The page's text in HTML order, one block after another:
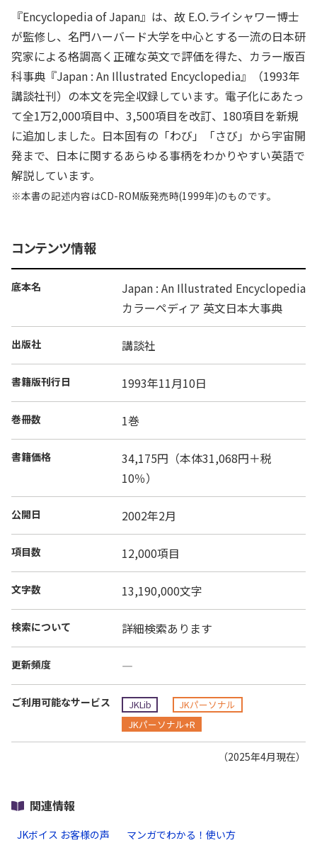
『Encyclopedia of Japan』は、故 E.O.ライシャワー博士
が監修し、名門ハーバード大学を中心とする一流の日本研
究家による格調高く正確な英文で評価を得た、カラー版百
科事典『Japan : An Illustrated Encyclopedia』（1993年
講談社刊）の本文を完全収録しています。電子化にあたっ
て全1万2,000項目中、3,500項目を改訂、180項目を新規
に追加しました。日本固有の「わび」「さび」から宇宙開
発まで、日本に関するあらゆる事柄をわかりやすい英語で
解説しています。
※本書の記述内容はCD-ROM版発売時(1999年)のものです。
コンテンツ情報
底本名
Japan : An Illustrated Encyclopedia
カラーペディア 英文日本大事典
出版社 講談社
書籍版刊行日 1993年11月10日
巻冊数 1巻
書籍価格
34,175円（本体31,068円＋税
10％）
公開日 2002年2月
項目数 12,000項目
文字数 13,190,000文字
検索について 詳細検索あります
更新頻度 ―
ご利用可能なサービス JKLib
JKパーソナル
JKパーソナル+R
（2025年4月現在）
関連情報
JKボイス お客様の声 マンガでわかる！使い方